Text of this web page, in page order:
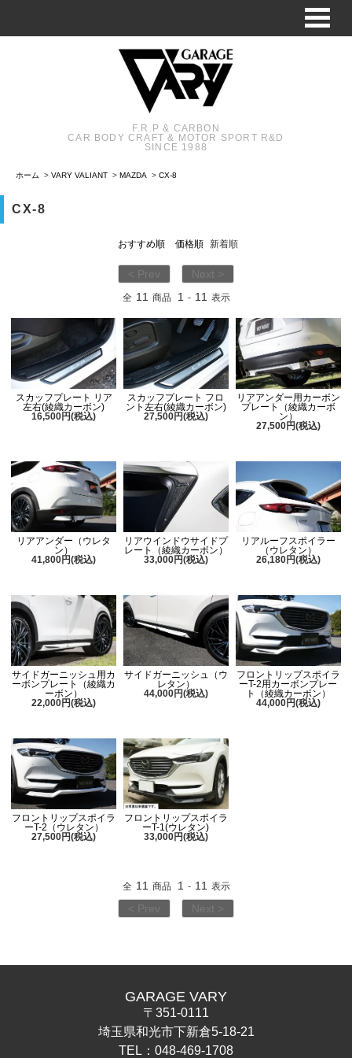
F.R.P & CARBON
CAR BODY CRAFT & MOTOR SPORT R&D
SINCE 1988
ホーム > VARY VALIANT > MAZDA > CX-8
CX-8
おすすめ順 価格順 新着順
< Prev Next >
全 11 商品 1 - 11 表示
スカッフプレート リア
左右(綾織カーボン)
16,500円(税込)
スカッフプレート フロ
ント左右(綾織カーボン)
27,500円(税込)
リアアンダー用カーボン
プレート（綾織カーボ
ン）
27,500円(税込)
リアアンダー（ウレタ
ン）
41,800円(税込)
リアウインドウサイドプ
レート（綾織カーボン）
33,000円(税込)
リアルーフスポイラー
（ウレタン）
26,180円(税込)
サイドガーニッシュ用カ
ーボンプレート（綾織カ
ーボン）
22,000円(税込)
サイドガーニッシュ（ウ
レタン）
44,000円(税込)
フロントリップスポイラ
ーT-2用カーボンプレー
ト（綾織カーボン）
44,000円(税込)
フロントリップスポイラ
ーT-2（ウレタン）
27,500円(税込)
フロントリップスポイラ
ーT-1(ウレタン)
33,000円(税込)
全 11 商品 1 - 11 表示
< Prev Next >
GARAGE VARY
〒351-0111
埼玉県和光市下新倉5-18-21
TEL：048-469-1708